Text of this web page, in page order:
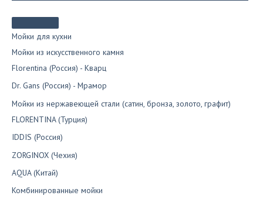
Мойки для кухни
Мойки из искусственного камня
Florentina (Россия) - Кварц
Dr. Gans (Россия) - Мрамор
Мойки из нержавеющей стали (сатин, бронза, золото, графит)
FLORENTINA (Турция)
IDDIS (Россия)
ZORGINOX (Чехия)
AQUA (Китай)
Комбинированные мойки